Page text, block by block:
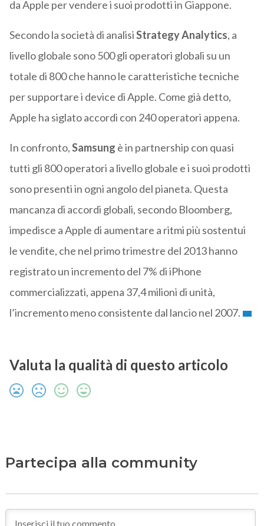
da Apple per vendere i suoi prodotti in Giappone.
Secondo la società di analisiStrategy Analytics, a
livello globale sono 500 gli operatori globali su un
totale di 800 che hanno le caratteristiche tecniche
per supportare i device di Apple. Come già detto,
Apple ha siglato accordi con 240 operatori appena.
In confronto,Samsung è in partnership con quasi
tutti gli 800 operatori a livello globale e i suoi prodotti
sono presenti in ogni angolo del pianeta. Questa
mancanza di accordi globali, secondo Bloomberg,
impedisce a Apple di aumentare a ritmi più sostentui
le vendite, che nel primo trimestre del 2013 hanno
registrato un incremento del 7% di iPhone
commercializzati, appena 37,4 milioni di unità,
l’incremento meno consistente dal lancio nel 2007.
Valuta la qualità di questo articolo
Partecipa alla community